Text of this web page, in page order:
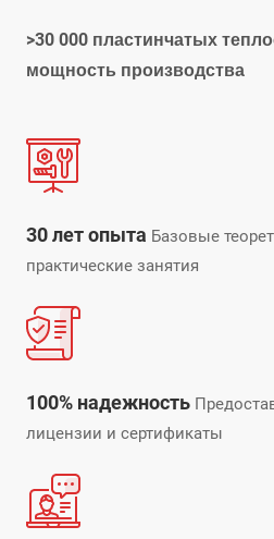
>30 000 пластинчатых
мощность производства
30 лет опыта Базовые
практические занятия
100% надежность
лицензии и сертификаты